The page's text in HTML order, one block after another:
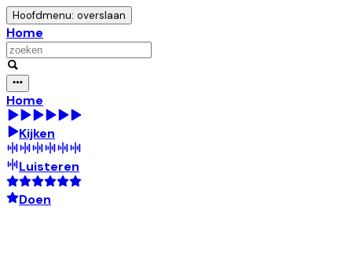
Hoofdmenu: overslaan
Home
Home
Kijken
Luisteren
Doen